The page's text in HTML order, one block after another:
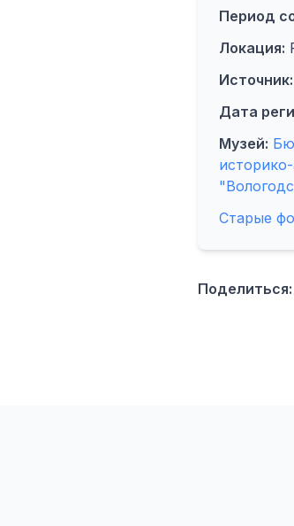
Период
Локация:
Источник:
Дата
Музей:
Старые
Поделиться: